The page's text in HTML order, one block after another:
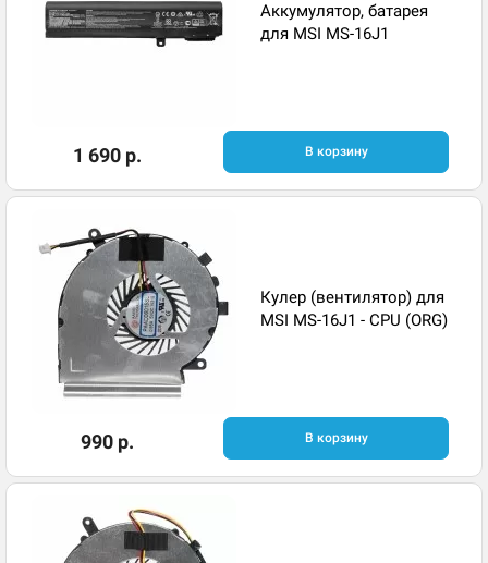
Аккумулятор, батарея
для MSI MS-16J1
1 690 р. В корзину
Кулер (вентилятор) для
MSI MS-16J1 - CPU (ORG)
990 р. В корзину